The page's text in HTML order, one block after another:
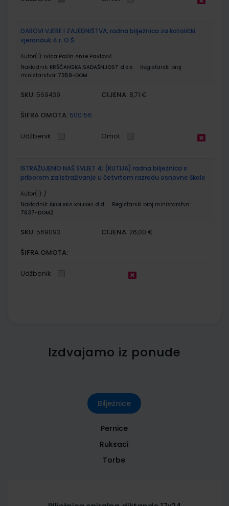
DAROVI VJERE I ZAJEDNIŠTVA; radna bilježnica za katolički
vjeronauk 4 r. O.Š.
Autor(i): Ivica Pažin Ante Pavlović
Nakladnik: KRŠĆANSKA SADAŠNJOST d.o.o.
Registarski broj
ministarstva: 7359-DOM
SKU: 569439 CIJENA: 8,71 €
ŠIFRA OMOTA: 500156
Udžbenik Omot
ISTRAŽUJEMO NAŠ SVIJET 4; (KUTIJA) radna bilježnica s
priborom za istraživanje u četvrtom razredu osnovne škole
Autor(i): /
Nakladnik: ŠKOLSKA KNJIGA d.d.
Registarski broj ministarstva:
7637-DOM2
SKU: 569093 CIJENA: 26,00 €
ŠIFRA OMOTA:
Udžbenik
Izdvajamo iz ponude
Bilježnice
Pernice
Ruksaci
Torbe